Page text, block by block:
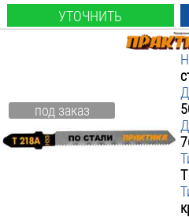
УТОЧНИТЬ
под заказ
T